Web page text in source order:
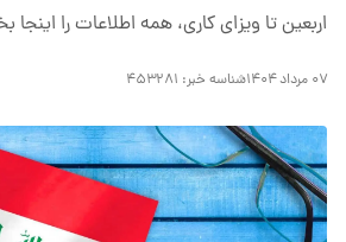
اربعین تا ویزای کاری، همه اطلاعات را اینجا
۰۷ مرداد ۱۴۰۴ شناسه خبر: ۴۵۳۲۸۱